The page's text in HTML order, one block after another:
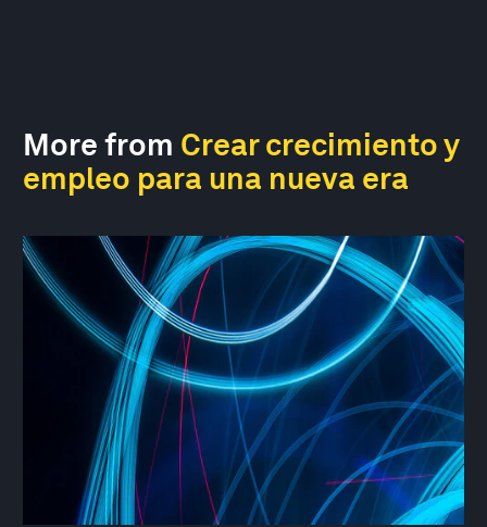
More from Crear crecimiento y
empleo para una nueva era